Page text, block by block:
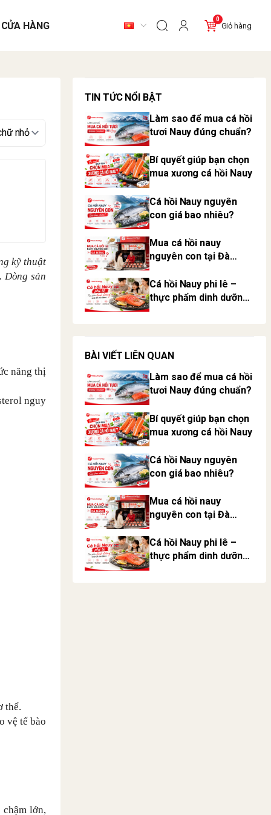
HÀNG
0
Giỏ hàng
kỹ thuật
Dòng sản
năng thị
nguy
thể.
vệ tế bào
lớn,
TIN TỨC NỔI BẬT
Làm sao để mua cá hồi
tươi Nauy đúng chuẩn?
Bí quyết giúp bạn chọn
mua xương cá hồi Nauy
Cá hồi Nauy nguyên
con giá bao nhiêu?
Mua cá hồi nauy
nguyên con tại Đà
Cá hồi Nauy phi lê –
thực phẩm dinh dưỡng
BÀI VIẾT LIÊN QUAN
Làm sao để mua cá hồi
tươi Nauy đúng chuẩn?
Bí quyết giúp bạn chọn
mua xương cá hồi Nauy
Cá hồi Nauy nguyên
con giá bao nhiêu?
Mua cá hồi nauy
nguyên con tại Đà
Cá hồi Nauy phi lê –
thực phẩm dinh dưỡng